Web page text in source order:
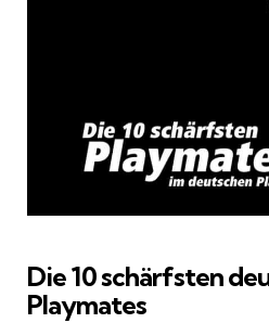
Die 10 schärfsten
Playmates